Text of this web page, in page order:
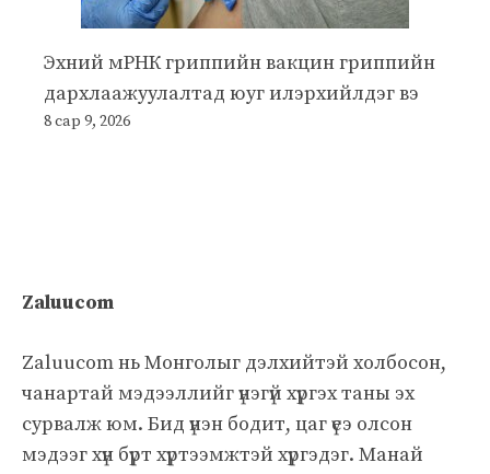
Эхний мРНК гриппийн вакцин гриппийн
дархлаажуулалтад юуг илэрхийлдэг вэ
8 сар 9, 2026
Zaluucom
Zaluucom нь Монголыг дэлхийтэй холбосон,
чанартай мэдээллийг үнэгүй хүргэх таны эх
сурвалж юм. Бид үнэн бодит, цаг үеэ олсон
мэдээг хүн бүрт хүртээмжтэй хүргэдэг. Манай